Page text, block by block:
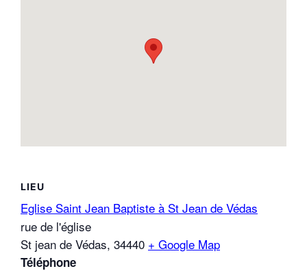
LIEU
Eglise Saint Jean Baptiste à St Jean de Védas
rue de l'église
St jean de Védas, 34440 + Google Map
Téléphone